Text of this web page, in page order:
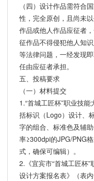
（四）设计作品需符合
性，完全原创，且尚未
作品或他人作品应征者
征作品不得侵犯他人知
等法律问题，一经发现
任由应征者承担。
五、投稿要求
（一）材料提交
1.“首城工匠杯”职业技
括标识（Logo）设计、
字的组合、标准色及辅
率≥300dpi的JPG/PNG
式，确保可编辑）。
2.《宜宾市“首城工匠杯”
设计方案报名表》（表